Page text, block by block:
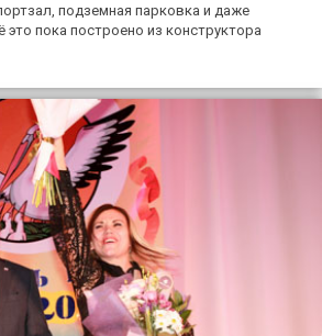
подземная парковка и даже
пока построено из конструктора